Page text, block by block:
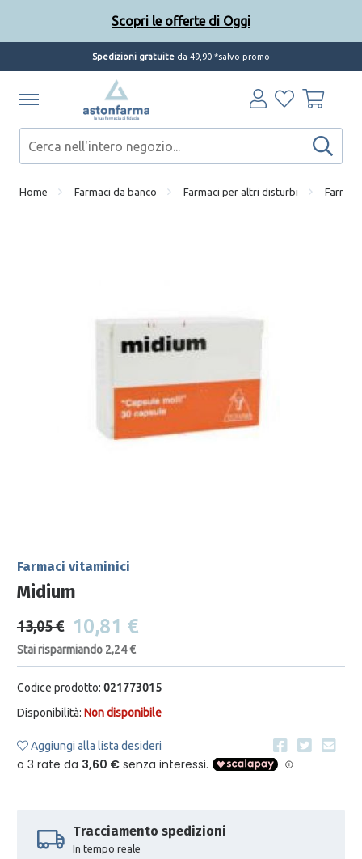
Spedizioni gratuite da 49,90 *salvo promo
Home Farmaci da banco Farmaci per altri disturbi
Farmaci vitaminici
Midium
13,05 € 10,81 €
Stai risparmiando 2,24 €
Codice prodotto: 021773015
Disponibilità: Non disponibile
Aggiungi alla lista desideri
Tracciamento spedizioni
In tempo reale
Scopri le offerte di Oggi